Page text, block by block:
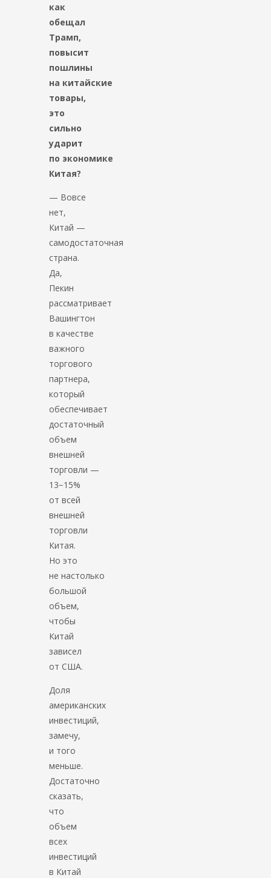
как
обещал
Трамп,
повысит
пошлины
на китайские
товары,
это
сильно
ударит
по экономике
Китая?
— Вовсе
нет,
Китай —
самодостаточная
страна.
Да,
Пекин
рассматривает
Вашингтон
в качестве
важного
торгового
партнера,
который
обеспечивает
достаточный
объем
внешней
торговли —
13−15%
от всей
внешней
торговли
Китая.
Но это
не настолько
большой
объем,
чтобы
Китай
зависел
от США.
Доля
американских
инвестиций,
замечу,
и того
меньше.
Достаточно
сказать,
что
объем
всех
инвестиций
в Китай